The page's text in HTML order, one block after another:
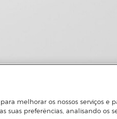
melhorar os nossos serviços e
suas preferências, analisando os